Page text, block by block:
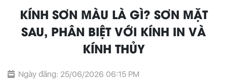
KÍNH SƠN MÀU LÀ GÌ? SƠN MẶT
SAU, PHÂN BIỆT VỚI KÍNH IN VÀ
KÍNH THỦY
Ngày đăng: 25/06/2026 06:15 PM